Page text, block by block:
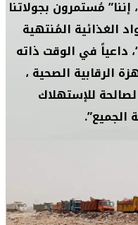
مُستمرون بجولاتنا
الغذائية المُنتهية
داعياً في الوقت ذاته
الرقابية الصحية ،
للإستهلاك